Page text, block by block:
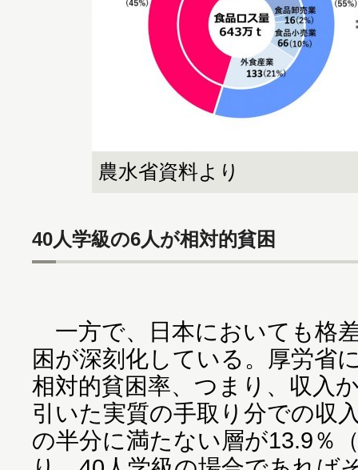
農水省資料より
40人学級の6人が相対的貧困
一方で、日本においても格
困が深刻化している。厚労省
相対的貧困率、つまり、収入
引いた実質の手取り分での収
の半分に満たない層が13.9％